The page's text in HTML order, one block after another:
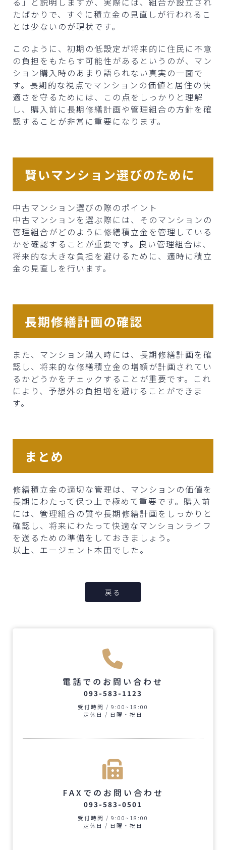
たばかりで、すぐに積立金の見直しが行われるこ
とは少ないのが現状です。
このように、初期の低設定が将来的に住民に不意
の負担をもたらす可能性があるというのが、マン
ション購入時のあまり語られない真実の一面で
す。長期的な視点でマンションの価値と居住の快
適さを守るためには、この点をしっかりと理解
し、購入前に長期修繕計画や管理組合の方針を確
認することが非常に重要になります。
賢いマンション選びのために
中古マンション選びの際のポイント
中古マンションを選ぶ際には、そのマンションの
管理組合がどのように修繕積立金を管理している
かを確認することが重要です。良い管理組合は、
将来的な大きな負担を避けるために、適時に積立
金の見直しを行います。
長期修繕計画の確認
また、マンション購入時には、長期修繕計画を確
認し、将来的な修繕積立金の増額が計画されてい
るかどうかをチェックすることが重要です。これ
により、予想外の負担増を避けることができま
す。
まとめ
修繕積立金の適切な管理は、マンションの価値を
長期にわたって保つ上で極めて重要です。購入前
には、管理組合の質や長期修繕計画をしっかりと
確認し、将来にわたって快適なマンションライフ
を送るための準備をしておきましょう。
以上、エージェント本田でした。
戻る
電話でのお問い合わせ
093-583-1123
受付時間 / 9:00~18:00
定休日 / 日曜・祝日
FAXでのお問い合わせ
093-583-0501
受付時間 / 9:00~18:00
定休日 / 日曜・祝日